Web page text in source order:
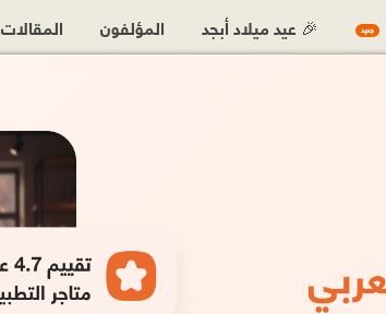
جديد 🎉 عيد ميلاد أبجد المؤلفون المقالات